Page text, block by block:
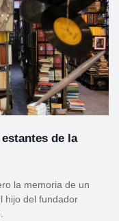
de la
la memoria de un
hijo del fundador